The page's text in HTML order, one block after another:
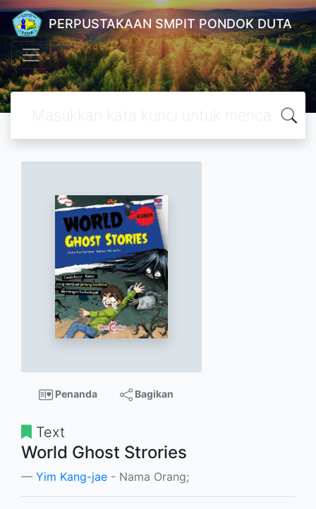
PERPUSTAKAAN SMPIT PONDOK DUTA
Penanda Bagikan
Text
World Ghost Strories
Yim Kang-jae - Nama Orang;